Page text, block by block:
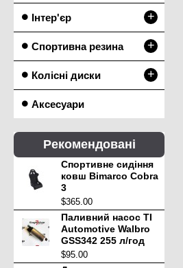
Інтер'єр +
Спортивна резина +
Колісні диски +
Аксесуари
Рекомендовані
Спортивне сидіння
ковш Bimarco Cobra
3
$365.00
Паливний насос TI
Automotive Walbro
GSS342 255 л/год
$95.00